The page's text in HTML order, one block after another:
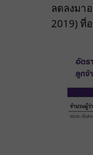
ลดลงมา
2019) ที่